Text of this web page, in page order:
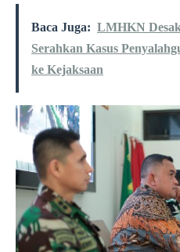
Baca Juga: LMHKN
Serahkan Kasus
ke Kejaksaan